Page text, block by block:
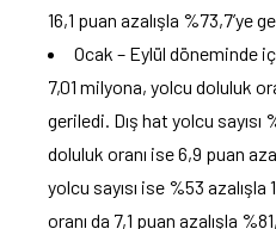
16,1 puan azalışla %73,7’ye
Ocak – Eylül döneminde
7,01 milyona, yolcu doluluk
geriledi. Dış hat yolcu sayısı
doluluk oranı ise 6,9 puan
yolcu sayısı ise %53
oranı da 7,1 puan azalışla